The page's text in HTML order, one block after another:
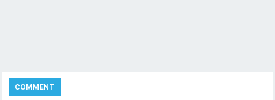
COMMENT